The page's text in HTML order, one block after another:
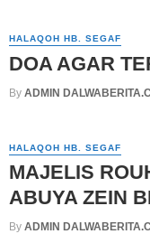
HALAQOH HB. SEGAF
DOA AGAR
By ADMIN
HALAQOH HB. SEGAF
MAJELIS
ABUYA ZEIN
By ADMIN